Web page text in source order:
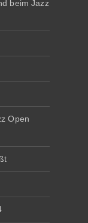
beim Jazz
Open